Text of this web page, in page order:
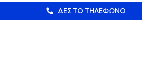
ΔΕΣ ΤΟ ΤΗΛΕΦΩΝΟ